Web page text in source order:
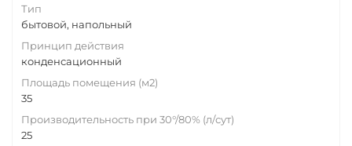
Тип
бытовой, напольный
Принцип действия
конденсационный
Площадь помещения (м2)
35
Производительность при 30°/80% (л/сут)
25